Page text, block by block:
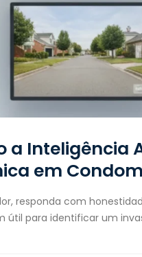
a Inteligência
em
responda com
para identificar um